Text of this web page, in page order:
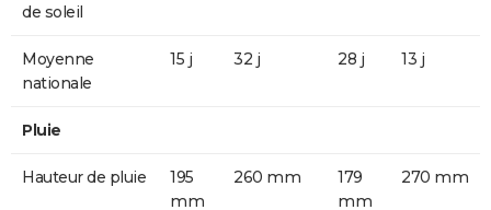
de soleil
Moyenne
nationale
15 j 32 j 28 j 13 j
Pluie
Hauteur de pluie
195
mm
260 mm
179
mm
270 mm